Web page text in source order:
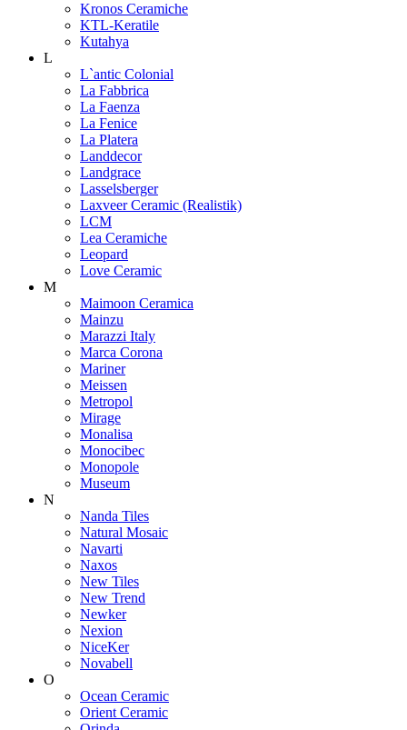
Kronos Ceramiche
KTL-Keratile
Kutahya
L
L`antic Colonial
La Fabbrica
La Faenza
La Fenice
La Platera
Landdecor
Landgrace
Lasselsberger
Laxveer Ceramic (Realistik)
LCM
Lea Ceramiche
Leopard
Love Ceramic
M
Maimoon Ceramica
Mainzu
Marazzi Italy
Marca Corona
Mariner
Meissen
Metropol
Mirage
Monalisa
Monocibec
Monopole
Museum
N
Nanda Tiles
Natural Mosaic
Navarti
Naxos
New Tiles
New Trend
Newker
Nexion
NiceKer
Novabell
O
Ocean Ceramic
Orient Ceramic